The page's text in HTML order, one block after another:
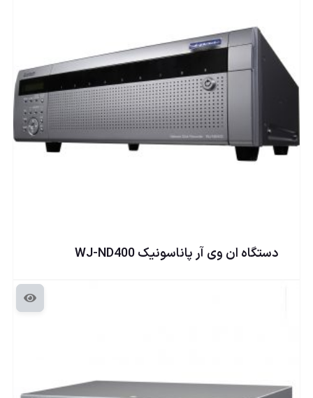
دستگاه ان وی آر پاناسونيک WJ-ND400